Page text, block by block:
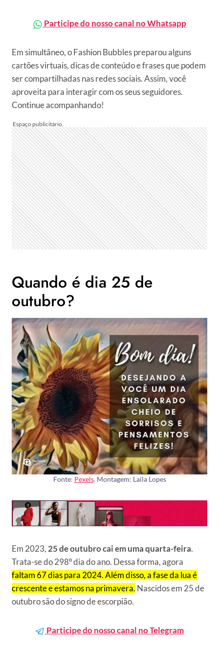
Participe do nosso canal no Whatsapp
Em simultâneo, o Fashion Bubbles preparou alguns
cartões virtuais, dicas de conteúdo e frases que podem
ser compartilhadas nas redes sociais. Assim, você
aproveita para interagir com os seus seguidores.
Continue acompanhando!
Quando é dia 25 de
outubro?
Fonte: Pexels. Montagem: Laila Lopes
Em 2023,25 de outubro cai em uma quarta-feira.
Trata-se do 298º dia do ano. Dessa forma, agora
faltam 67 dias para 2024. Além disso, a fase da lua é
crescente e estamos na primavera. Nascidos em 25 de
outubro são do signo de escorpião.
Participe do nosso canal no Telegram